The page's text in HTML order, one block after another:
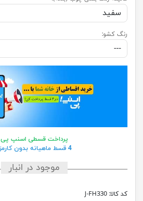
رنگ کشو:
پرداخت قسطی اسنپ پی
4 قسط ماهیانه بدون کارمزد
موجود در انبار
کد کالا: J-FH330